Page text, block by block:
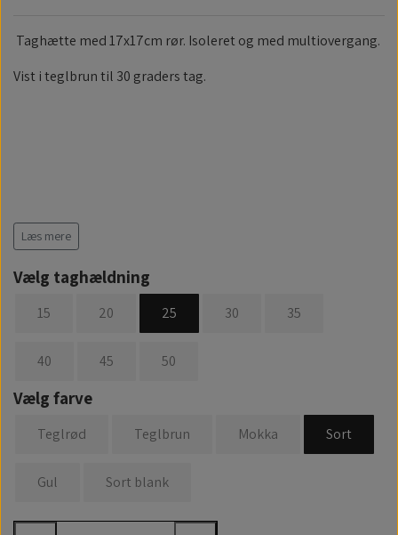
Taghætte med 17x17cm rør. Isoleret og med multiovergang.
Vist i teglbrun til 30 graders tag.
Læs mere
Vælg taghældning
15 20 25 30 35
40 45 50
Vælg farve
Teglrød Teglbrun Mokka Sort
Gul Sort blank